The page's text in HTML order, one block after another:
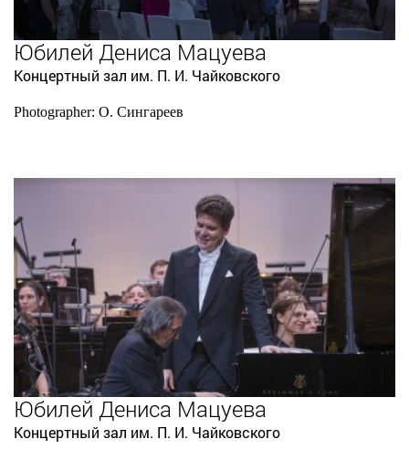
Юбилей Дениса Мацуева
Концертный зал им. П. И. Чайковского
Photographer: О. Сингареев
Юбилей Дениса Мацуева
Концертный зал им. П. И. Чайковского